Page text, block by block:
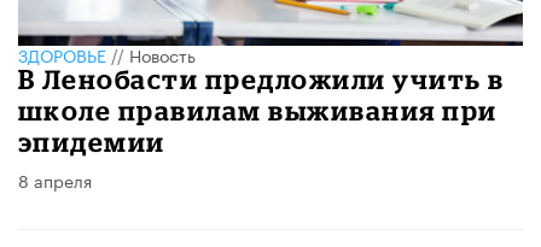
ЗДОРОВЬЕ//Новость
В Ленобасти предложили учить в
школе правилам выживания при
эпидемии
8 апреля